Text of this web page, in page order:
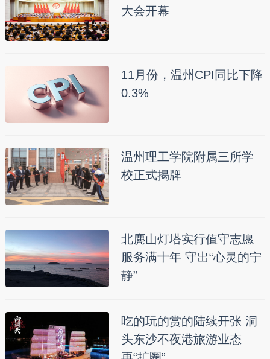
大会开幕
11月份，温州CPI同比下降
0.3%
温州理工学院附属三所学
校正式揭牌
北麂山灯塔实行值守志愿
服务满十年 守出“心灵的宁
静”
吃的玩的赏的陆续开张 洞
头东沙不夜港旅游业态